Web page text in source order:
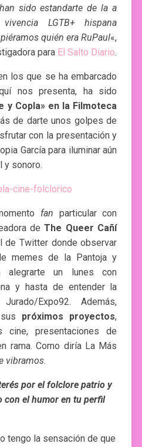
sido estandarte de la a
LGTB+ hispana
quién era RuPaul«,
para El Salto Diario.
los que se ha embarcado
nos presenta, ha sido
y Copla» en la Filmoteca
de darte unos golpes de
con la presentación y
García para iluminar aún
y sonoro.
fan particular con
deThe Queer Cañí
de Twitter donde observar
memes de la Pantoja y
alegrarte un lunes con
y hasta de entender la
Expo92. Además,
próximos proyectos,
cine, presentaciones de
rama. Como diría La Más
vibramos.
por el folclore patrio y
con el humor en tu perfil
tengo la sensación de que